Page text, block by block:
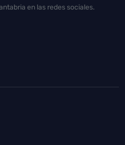
en las redes sociales.